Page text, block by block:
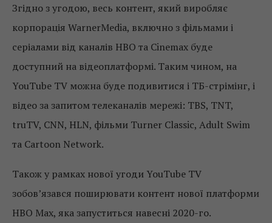
Згідно з угодою, весь контент, який виробляє
корпорація WarnerMedia, включно з фільмами і
серіалами від каналів HBO та Cinemax буде
доступний на відеоплатформі. Таким чином, на
YouTube TV можна буде подивитися і ТБ-стрімінг, і
відео за запитом телеканалів мережі: TBS, TNT,
truTV, CNN, HLN, фільми Turner Classic, Adult Swim
та Cartoon Network.
Також у рамках нової угоди YouTube TV
зобов’язався поширювати контент нової платформи
HBO Max, яка запуститься навесні 2020-го.